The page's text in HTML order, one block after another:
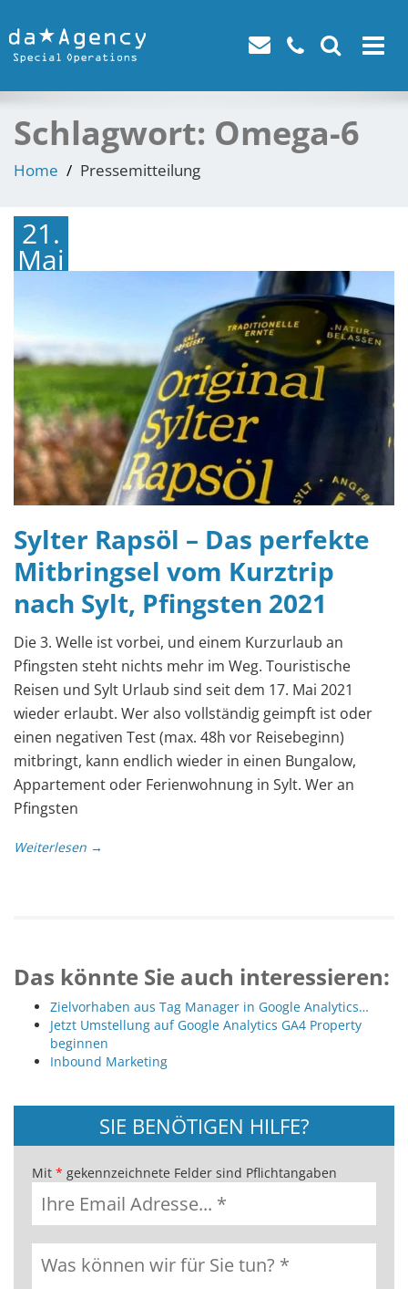
Toggle
Schlagwort: Omega-6
Home Pressemitteilung
21.
Mai
Sylter Rapsöl – Das perfekte
Mitbringsel vom Kurztrip
nach Sylt, Pfingsten 2021
Die 3. Welle ist vorbei, und einem Kurzurlaub an
Pfingsten steht nichts mehr im Weg. Touristische
Reisen und Sylt Urlaub sind seit dem 17. Mai 2021
wieder erlaubt. Wer also vollständig geimpft ist oder
einen negativen Test (max. 48h vor Reisebeginn)
mitbringt, kann endlich wieder in einen Bungalow,
Appartement oder Ferienwohnung in Sylt. Wer an
Pfingsten
Weiterlesen →
Das könnte Sie auch interessieren:
Zielvorhaben aus Tag Manager in Google Analytics…
Jetzt Umstellung auf Google Analytics GA4 Property
beginnen
Inbound Marketing
SIE BENÖTIGEN HILFE?
Mit * gekennzeichnete Felder sind Pflichtangaben